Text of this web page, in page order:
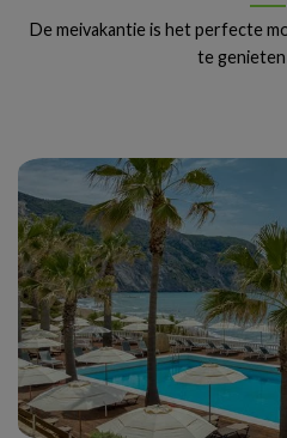
De meivakantie is het perfecte
te genieten